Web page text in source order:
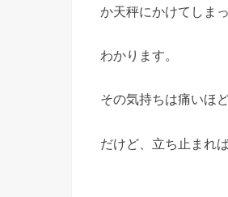
か天秤にかけてしま
わかります。
その気持ちは痛いほ
だけど、立ち止まれ